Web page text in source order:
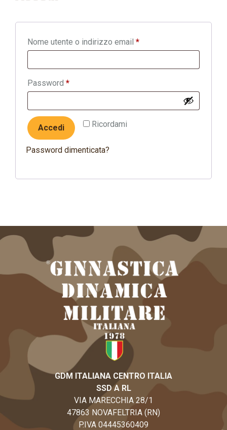
Nome utente o indirizzo email *Richiesto
Password *Richiesto
Ricordami
Accedi
Password dimenticata?
GDM ITALIANA CENTRO ITALIA
SSD A RL
VIA MARECCHIA 28/1
47863 NOVAFELTRIA (RN)
P.IVA 04445360409